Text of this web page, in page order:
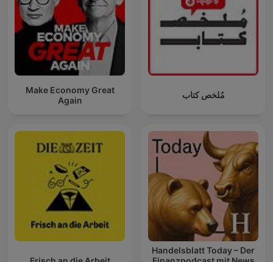
Make Economy Great
Again
مُلخص كتاب
Handelsblatt Today – Der